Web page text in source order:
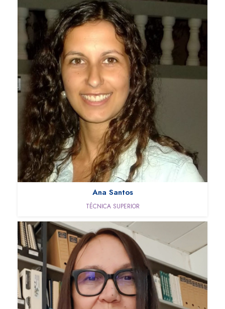
Ana Santos
TÉCNICA SUPERIOR